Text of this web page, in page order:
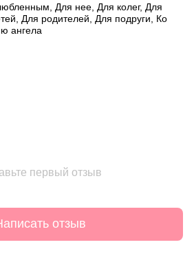
Для нее, Для колег, Для
Для родителей, Для подруги, Ко
ангела
первый отзыв
отзыв